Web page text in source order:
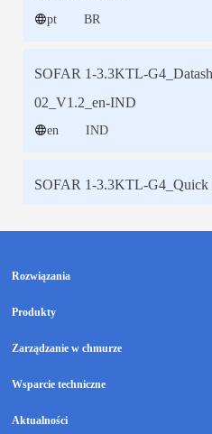
Rozwiązania
Produkty
Zarządzanie w chmurze
Wsparcie techniczne
Aktualności